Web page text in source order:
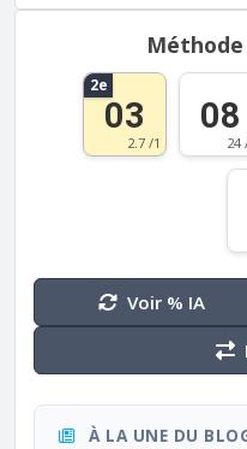
2e
03
2.7 /1
08
24
Voir % IA
À LA UNE DU